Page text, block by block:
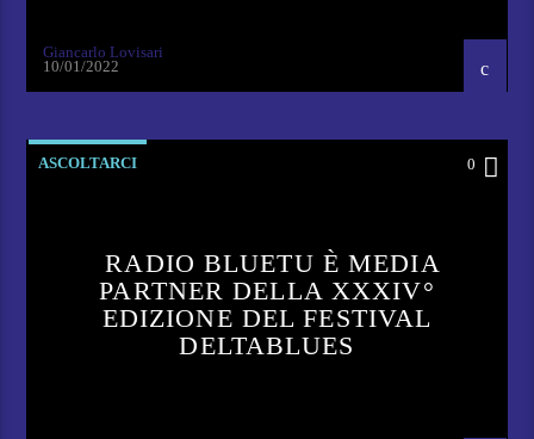
Giancarlo Lovisari
10/01/2022
ASCOLTARCI 0
RADIO BLUETU È MEDIA
PARTNER DELLA XXXIV°
EDIZIONE DEL FESTIVAL
DELTABLUES